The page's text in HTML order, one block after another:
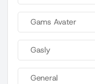
Gams Avater
Gasly
General